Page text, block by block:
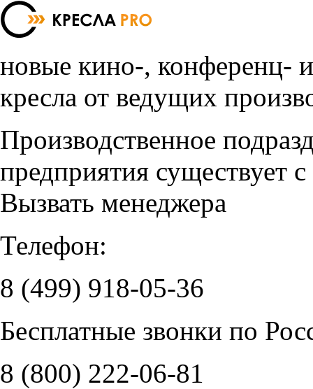
новые кино-, конференц-
кресла от ведущих
Производственное
предприятия существует
Вызвать менеджера
Телефон:
8 (499) 918-05-36
Бесплатные звонки по
8 (800) 222-06-81